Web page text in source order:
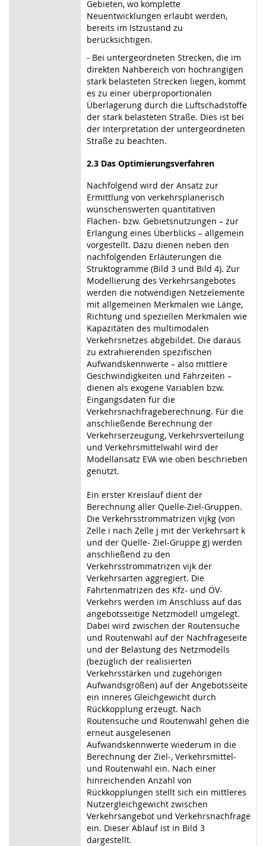
Gebieten, wo komplette
Neuentwicklungen erlaubt werden,
bereits im Istzustand zu
berücksichtigen.
- Bei untergeordneten Strecken, die im
direkten Nahbereich von hochrangigen
stark belasteten Strecken liegen, kommt
es zu einer überproportionalen
Überlagerung durch die Luftschadstoffe
der stark belasteten Straße. Dies ist bei
der Interpretation der untergeordneten
Straße zu beachten.
2.3 Das Optimierungsverfahren
Nachfolgend wird der Ansatz zur
Ermittlung von verkehrsplanerisch
wünschenswerten quantitativen
Flächen- bzw. Gebietsnutzungen – zur
Erlangung eines Überblicks – allgemein
vorgestellt. Dazu dienen neben den
nachfolgenden Erläuterungen die
Struktogramme (Bild 3 und Bild 4). Zur
Modellierung des Verkehrsangebotes
werden die notwendigen Netzelemente
mit allgemeinen Merkmalen wie Länge,
Richtung und speziellen Merkmalen wie
Kapazitäten des multimodalen
Verkehrsnetzes abgebildet. Die daraus
zu extrahierenden spezifischen
Aufwandskennwerte – also mittlere
Geschwindigkeiten und Fahrzeiten –
dienen als exogene Variablen bzw.
Eingangsdaten für die
Verkehrsnachfrageberechnung. Für die
anschließende Berechnung der
Verkehrserzeugung, Verkehrsverteilung
und Verkehrsmittelwahl wird der
Modellansatz EVA wie oben beschrieben
genutzt.
Ein erster Kreislauf dient der
Berechnung aller Quelle-Ziel-Gruppen.
Die Verkehrsstrommatrizen vijkg (von
Zelle i nach Zelle j mit der Verkehrsart k
und der Quelle- Ziel-Gruppe g) werden
anschließend zu den
Verkehrsstrommatrizen vijk der
Verkehrsarten aggregiert. Die
Fahrtenmatrizen des Kfz- und ÖV-
Verkehrs werden im Anschluss auf das
angebotsseitige Netzmodell umgelegt.
Dabei wird zwischen der Routensuche
und Routenwahl auf der Nachfrageseite
und der Belastung des Netzmodells
(bezüglich der realisierten
Verkehrsstärken und zugehörigen
Aufwandsgrößen) auf der Angebotsseite
ein inneres Gleichgewicht durch
Rückkopplung erzeugt. Nach
Routensuche und Routenwahl gehen die
erneut ausgelesenen
Aufwandskennwerte wiederum in die
Berechnung der Ziel-, Verkehrsmittel-
und Routenwahl ein. Nach einer
hinreichenden Anzahl von
Rückkopplungen stellt sich ein mittleres
Nutzergleichgewicht zwischen
Verkehrsangebot und Verkehrsnachfrage
ein. Dieser Ablauf ist in Bild 3
dargestellt.